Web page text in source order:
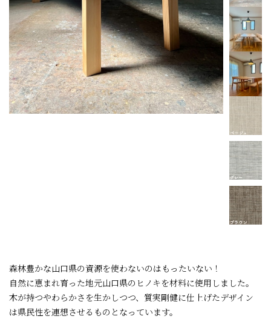
森林豊かな山口県の資源を使わないのはもったいない！
自然に恵まれ育った地元山口県のヒノキを材料に使用しました。
木が持つやわらかさを生かしつつ、質実剛健に仕上げたデザイン
は県民性を連想させるものとなっています。